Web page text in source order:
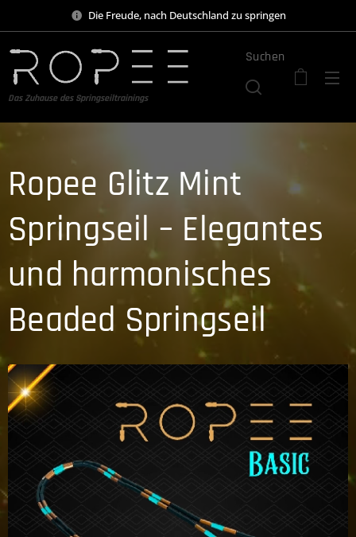
Die Freude, nach Deutschland zu springen
Das Zuhause des Springseiltrainings
Suchen
Ropee Glitz Mint
Springseil – Elegantes
und harmonisches
Beaded Springseil